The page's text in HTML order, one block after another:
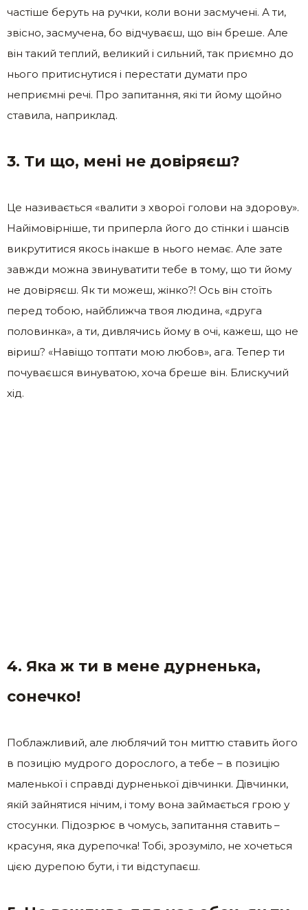
частіше беруть на ручки, коли вони засмучені. А ти,
звісно, засмучена, бо відчуваєш, що він бреше. Але
він такий теплий, великий і сильний, так приємно до
нього притиснутися і перестати думати про
неприємні речі. Про запитання, які ти йому щойно
ставила, наприклад.
3. Ти що, мені не довіряєш?
Це називається «валити з хворої голови на здорову».
Найімовірніше, ти приперла його до стінки і шансів
викрутитися якось інакше в нього немає. Але зате
завжди можна звинуватити тебе в тому, що ти йому
не довіряєш. Як ти можеш, жінко?! Ось він стоїть
перед тобою, найближча твоя людина, «друга
половинка», а ти, дивлячись йому в очі, кажеш, що не
віриш? «Навіщо топтати мою любов», ага. Тепер ти
почуваєшся винуватою, хоча бреше він. Блискучий
хід.
4. Яка ж ти в мене дурненька,
сонечко!
Поблажливий, але люблячий тон миттю ставить його
в позицію мудрого дорослого, а тебе – в позицію
маленької і справді дурненької дівчинки. Дівчинки,
якій зайнятися нічим, і тому вона займається грою у
стосунки. Підозрює в чомусь, запитання ставить –
красуня, яка дурепочка! Тобі, зрозуміло, не хочеться
цією дурепою бути, і ти відступаєш.